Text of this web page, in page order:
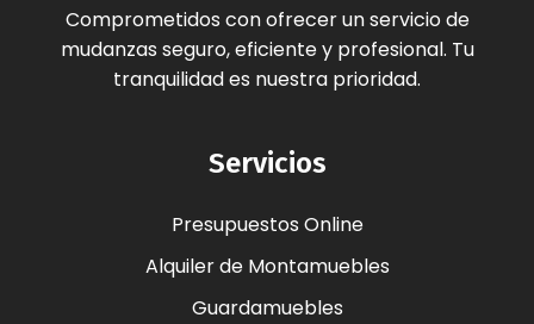
Comprometidos con ofrecer un servicio de
mudanzas seguro, eficiente y profesional. Tu
tranquilidad es nuestra prioridad.
Servicios
Presupuestos Online
Alquiler de Montamuebles
Guardamuebles